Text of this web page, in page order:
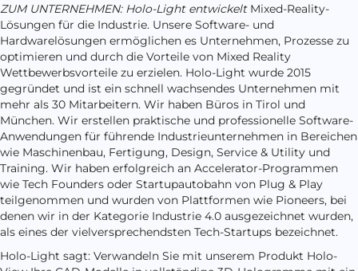
ZUM UNTERNEHMEN: Holo-Light entwickeltMixed-Reality-
Lösungen für die Industrie. Unsere Software- und
Hardwarelösungen ermöglichen es Unternehmen, Prozesse zu
optimieren und durch die Vorteile von Mixed Reality
Wettbewerbsvorteile zu erzielen. Holo-Light wurde 2015
gegründet und ist ein schnell wachsendes Unternehmen mit
mehr als 30 Mitarbeitern. Wir haben Büros in Tirol und
München. Wir erstellen praktische und professionelle Software-
Anwendungen für führende Industrieunternehmen in Bereichen
wie Maschinenbau, Fertigung, Design, Service & Utility und
Training. Wir haben erfolgreich an Accelerator-Programmen
wie Tech Founders oder Startupautobahn von Plug & Play
teilgenommen und wurden von Plattformen wie Pioneers, bei
denen wir in der Kategorie Industrie 4.0 ausgezeichnet wurden,
als eines der vielversprechendsten Tech-Startups bezeichnet.
Holo-Light sagt: Verwandeln Sie mit unserem Produkt Holo-